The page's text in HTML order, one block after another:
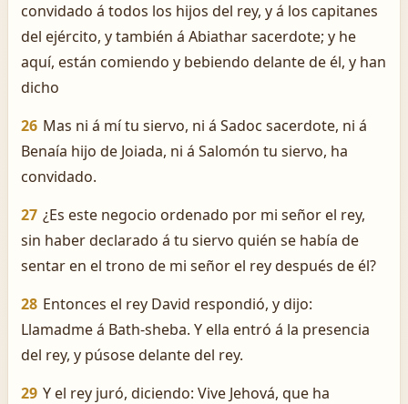
convidado á todos los hijos del rey, y á los capitanes
del ejército, y también á Abiathar sacerdote; y he
aquí, están comiendo y bebiendo delante de él, y han
dicho
26 Mas ni á mí tu siervo, ni á Sadoc sacerdote, ni á
Benaía hijo de Joiada, ni á Salomón tu siervo, ha
convidado.
27 ¿Es este negocio ordenado por mi señor el rey,
sin haber declarado á tu siervo quién se había de
sentar en el trono de mi señor el rey después de él?
28 Entonces el rey David respondió, y dijo:
Llamadme á Bath-sheba. Y ella entró á la presencia
del rey, y púsose delante del rey.
29 Y el rey juró, diciendo: Vive Jehová, que ha